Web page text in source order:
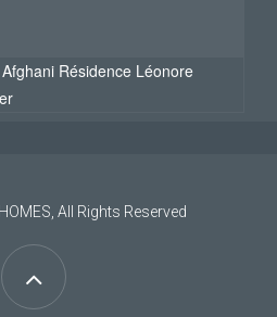
Résidence Léonore
, All Rights Reserved